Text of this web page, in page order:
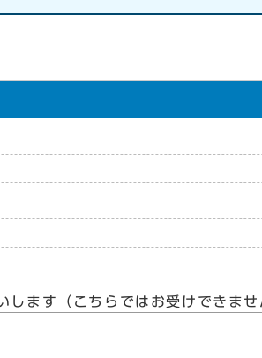
します（こちらではお受けできま